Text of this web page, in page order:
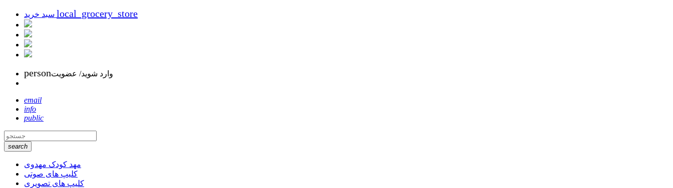
local_grocery_store
personوارد شوید/ عضویت
email
info
public
search
مهد کودک مهدوی
کلیپ های صوتی
کلیپ های تصویری